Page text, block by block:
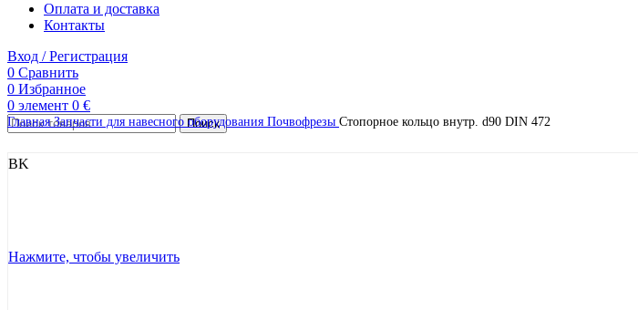
Оплата и доставка
Контакты
Вход / Регистрация
0 Сравнить
0 Избранное
0 элемент 0 €
Поиск
ГлавнаяЗапчасти для навесного оборудования Почвофрезы Стопорное кольцо внутр. d90 DIN 472
BK
Нажмите, чтобы увеличить